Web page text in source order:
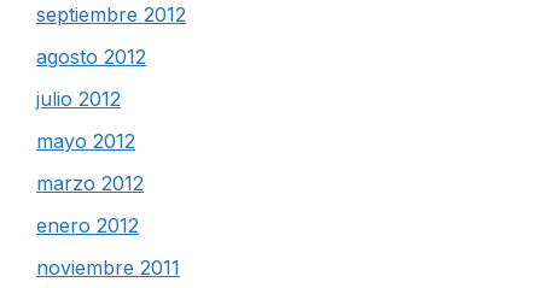
septiembre 2012
agosto 2012
julio 2012
mayo 2012
marzo 2012
enero 2012
noviembre 2011